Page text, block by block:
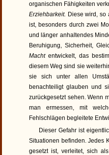
organischen Fähigkeiten
Erziehbarkeit. Diese wird, so
ist, besonders durch zwei
und länger anhaltendes
Beruhigung, Sicherheit,
Machtentwickelt, das
diesem Weg sind sie
sie sich unter allen
benachteiligt glauben und
zurückgesetzt sehen. Wenn
man ermessen, mit
Fehlschlägen begleitete
Dieser Gefahr ist
Situationen befinden. Jedes
gesetzt ist, verleitet, sich